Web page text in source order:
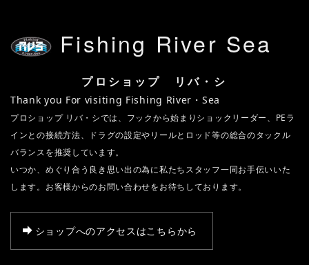
Fishing River Sea
プロショップ リバ・シ
Thank you For visiting Fishing River・Sea
プロショップ リバ・シでは、フックから始まりショックリーダー、PEラ
インとの接続方法、ドラグの設定やリールとロッド等の総合のタックル
バランスを推奨しています。
いつか、めぐり合う良き思い出の為に私たちスタッフ一同お手伝いいた
します。お客様からのお問い合わせをお待ちしております。
ショップへのアクセスはこちらから